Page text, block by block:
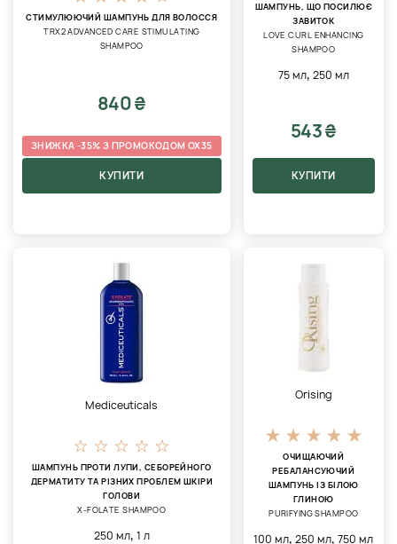
СТИМУЛЮЮЧИЙ ШАМПУНЬ ДЛЯ ВОЛОССЯ
TRX2 ADVANCED CARE STIMULATING
SHAMPOO
840 ₴
ЗНИЖКА -35% З ПРОМОКОДОМ OX35
КУПИТИ
ШАМПУНЬ, ЩО ПОСИЛЮЄ
ЗАВИТОК
LOVE CURL ENHANCING
SHAMPOO
75 мл, 250 мл
543 ₴
КУПИТИ
Mediceuticals
ШАМПУНЬ ПРОТИ ЛУПИ, СЕБОРЕЙНОГО
ДЕРМАТИТУ ТА РІЗНИХ ПРОБЛЕМ ШКІРИ
ГОЛОВИ
X-FOLATE SHAMPOO
250 мл, 1 л
Orising
ОЧИЩАЮЧИЙ
РЕБАЛАНСУЮЧИЙ
ШАМПУНЬ ІЗ БІЛОЮ
ГЛИНОЮ
PURIFYING SHAMPOO
100 мл,250 мл,750 мл